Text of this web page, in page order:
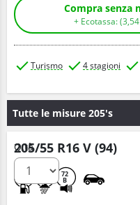
+ Ecotassa: (3,54
Turismo 4 stagioni
Tutte le misure 205's
205/55 R16 V (94)
72
B
Q.tà